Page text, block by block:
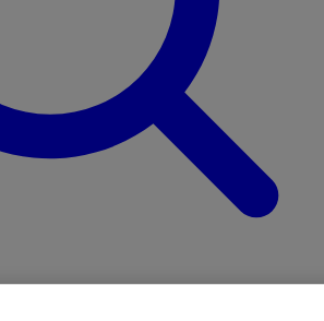
iGaming HubA BOLA SUGEREBarba